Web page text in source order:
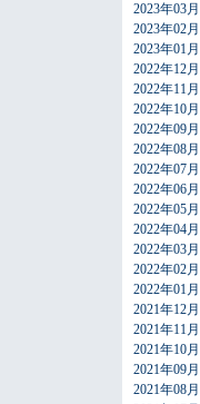
2023年03月
2023年02月
2023年01月
2022年12月
2022年11月
2022年10月
2022年09月
2022年08月
2022年07月
2022年06月
2022年05月
2022年04月
2022年03月
2022年02月
2022年01月
2021年12月
2021年11月
2021年10月
2021年09月
2021年08月